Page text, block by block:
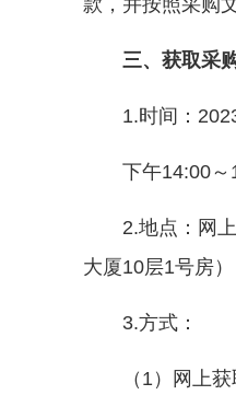
款，并按照采购
三、获取采
1.时间：
下午14:00
2.地点：网
大厦10层1号房）
3.方式：
（1）网上